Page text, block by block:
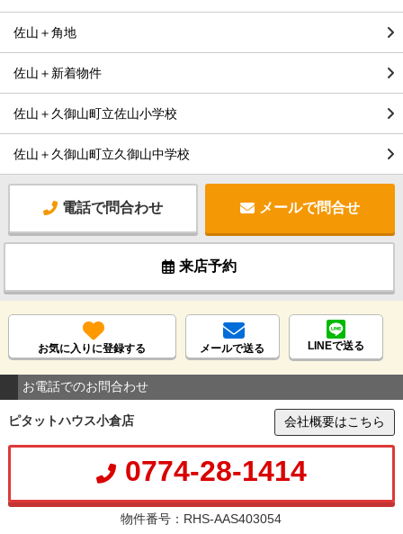
佐山＋角地
佐山＋新着物件
佐山＋久御山町立佐山小学校
佐山＋久御山町立久御山中学校
電話で問合わせ メールで問合せ
来店予約
お気に入りに登録する メールで送る LINEで送る
お電話でのお問合わせ
ピタットハウス小倉店 会社概要はこちら
0774-28-1414
物件番号：RHS-AAS403054